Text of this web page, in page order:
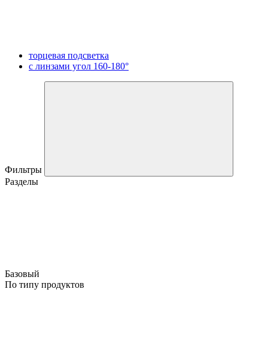
торцевая подсветка
с линзами угол 160-180°
Фильтры
Разделы
Базовый
По типу продуктов